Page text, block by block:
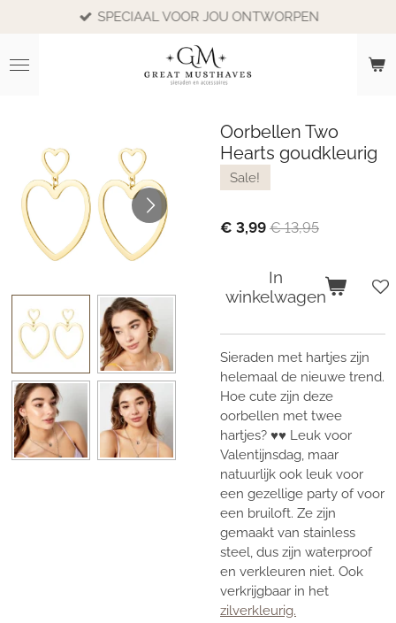
naar
de
SPECIAAL VOOR JOU ONTWORPEN
Oorbellen Two
Hearts goudkleurig
Sale!
€ 3,99 € 13,95
In
winkelwagen
Sieraden met hartjes zijn
helemaal de nieuwe trend.
Hoe cute zijn deze
oorbellen met twee
hartjes? ♥♥ Leuk voor
Valentijnsdag, maar
natuurlijk ook leuk voor
een gezellige party of voor
een bruiloft. Ze zijn
gemaakt van stainless
steel, dus zijn waterproof
en verkleuren niet. Ook
verkrijgbaar in het
zilverkleurig.